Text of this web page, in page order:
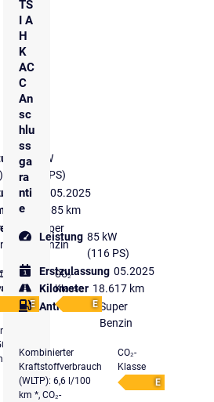
E
85 kW
(116 PS)
05.2025
18.085 km
Super
Benzin
l/100
komb.
g/km
CO₂-
Klasse
E
TS
I A
H
K
AC
C
An
sc
hlu
ss
ga
ra
nti
e
Leistung 85 kW
(116 PS)
Erstzulassung 05.2025
Kilometer 18.617 km
Antriebsart Super
Benzin
Kombinierter
Kraftstoffverbrauch
(WLTP): 6,6 l/100
km *, CO₂-
CO₂-
Klasse
E